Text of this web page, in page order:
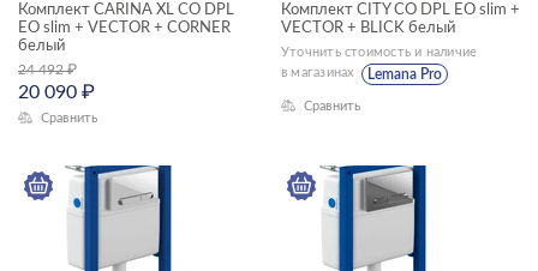
ГАБАРИТЫ
Комплект CARINA XL CO DPL
EO slim + VECTOR + CORNER
белый
24 492₽
20 090 ₽
Сравнить
Комплект CITY CO DPL EO slim +
VECTOR + BLICK белый
Уточнить стоимость и наличие
в магазинах
Lemana Pro
Сравнить